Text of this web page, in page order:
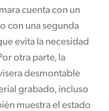
cuenta con un
con una segunda
evita la necesidad
otra parte,la
desmontable
grabado, incluso
muestra el estado